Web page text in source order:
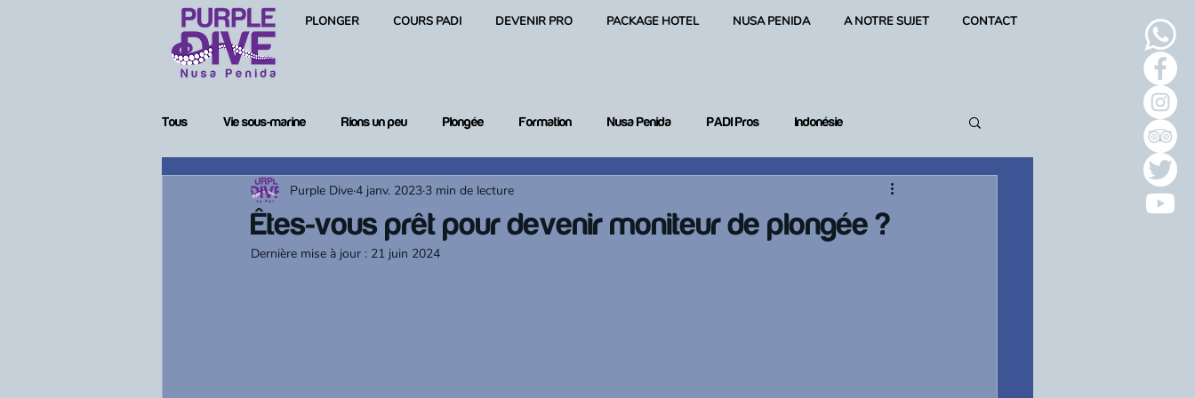
PLONGER COURS PADI DEVENIR PRO PACKAGE HOTEL NUSA PENIDA A NOTRE SUJET CONTACT
Tous Vie sous-marine Rions un peu Plongée Formation Nusa Penida PADI Pros Indonésie
Femmes en plongée Matériel de plongée
Êtes-vous prêt pour devenir moniteur de plongée ?
Purple Dive4 janv. 2023 3 min de lecture
Dernière mise à jour : 21 juin 2024